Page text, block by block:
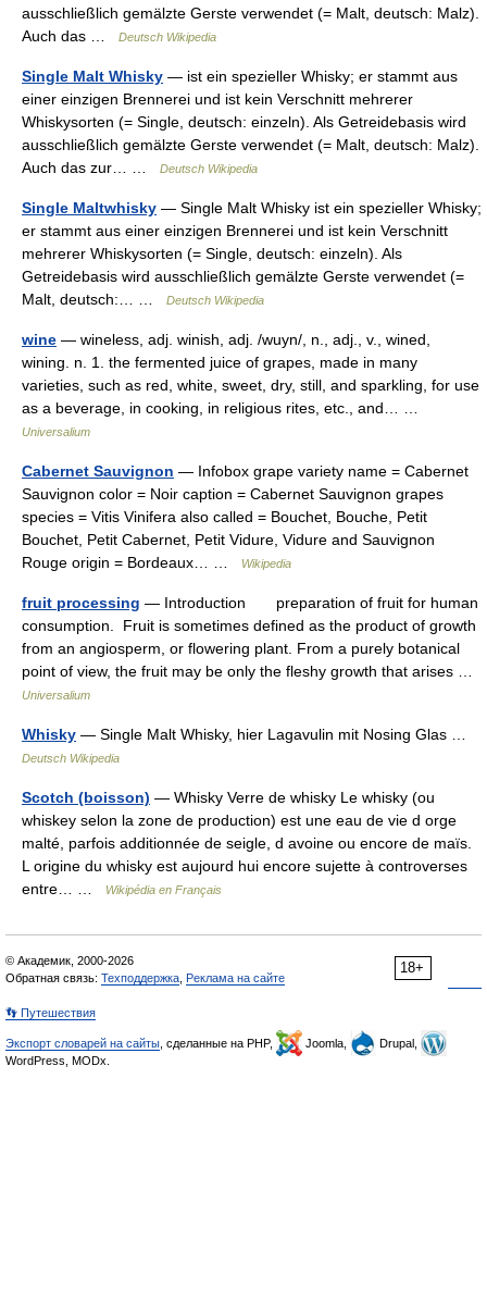
ausschließlich gemälzte Gerste verwendet (= Malt, deutsch: Malz).
Auch das …
Deutsch Wikipedia
Single Malt Whisky — ist ein spezieller Whisky; er stammt aus
einer einzigen Brennerei und ist kein Verschnitt mehrerer
Whiskysorten (= Single, deutsch: einzeln). Als Getreidebasis wird
ausschließlich gemälzte Gerste verwendet (= Malt, deutsch: Malz).
Auch das zur… …
Deutsch Wikipedia
Single Maltwhisky — Single Malt Whisky ist ein spezieller Whisky;
er stammt aus einer einzigen Brennerei und ist kein Verschnitt
mehrerer Whiskysorten (= Single, deutsch: einzeln). Als
Getreidebasis wird ausschließlich gemälzte Gerste verwendet (=
Malt, deutsch:… …
Deutsch Wikipedia
wine — wineless, adj. winish, adj. /wuyn/, n., adj., v., wined,
wining. n. 1. the fermented juice of grapes, made in many
varieties, such as red, white, sweet, dry, still, and sparkling, for use
as a beverage, in cooking, in religious rites, etc., and… …
Universalium
Cabernet Sauvignon — Infobox grape variety name = Cabernet
Sauvignon color = Noir caption = Cabernet Sauvignon grapes
species = Vitis Vinifera also called = Bouchet, Bouche, Petit
Bouchet, Petit Cabernet, Petit Vidure, Vidure and Sauvignon
Rouge origin = Bordeaux… …
Wikipedia
fruit processing — Introduction preparation of fruit for human
consumption. Fruit is sometimes defined as the product of growth
from an angiosperm, or flowering plant. From a purely botanical
point of view, the fruit may be only the fleshy growth that arises …
Universalium
Whisky — Single Malt Whisky, hier Lagavulin mit Nosing Glas …
Deutsch Wikipedia
Scotch (boisson) — Whisky Verre de whisky Le whisky (ou
whiskey selon la zone de production) est une eau de vie d orge
malté, parfois additionnée de seigle, d avoine ou encore de maïs.
L origine du whisky est aujourd hui encore sujette à controverses
entre… …
Wikipédia en Français
18+
© Академик, 2000-2026
Обратная связь: Техподдержка Реклама на сайте
👣 Путешествия
Экспорт словарей на сайты , сделанные на PHP, Joomla,
Drupal,
WordPress, MODx.